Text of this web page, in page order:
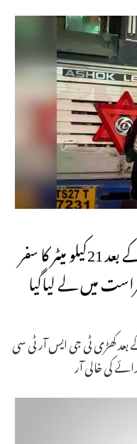
ٹی جی ایس آر ٹی سی بس کی چوری کے بعد 21کیلو میٹر کا سفر
میں لے لیاگیا
سواری کے بعد کھڑی ٹی جی ایس آر ٹی سی
کی خالی آر